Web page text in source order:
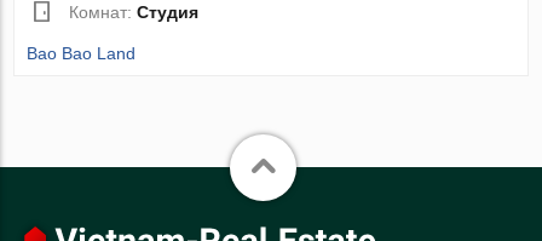
Комнат:Студия
Bao Bao Land